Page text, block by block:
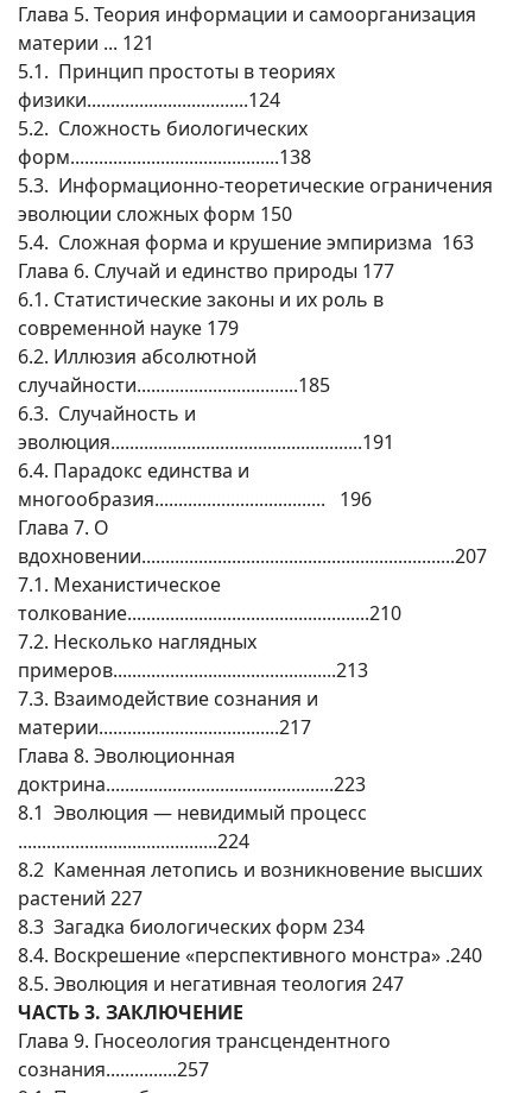
Глава 5. Теория информации и самоорганизация
материи ... 121
5.1. Принцип простоты в теориях
физики..................................124
5.2. Сложность биологических
форм............................................138
5.3. Информационно-теоретические ограничения
эволюции сложных форм 150
5.4. Сложная форма и крушение эмпиризма 163
Глава 6. Случай и единство природы 177
6.1. Статистические законы и их роль в
современной науке 179
6.2. Иллюзия абсолютной
случайности..................................185
6.3. Случайность и
эволюция.....................................................191
6.4. Парадокс единства и
многообразия.................................... 196
Глава 7. О
вдохновении..................................................................207
7.1. Механистическое
толкование...................................................210
7.2. Несколько наглядных
примеров...............................................213
7.3. Взаимодействие сознания и
материи......................................217
Глава 8. Эволюционная
доктрина................................................223
8.1 Эволюция — невидимый процесс
..........................................224
8.2 Каменная летопись и возникновение высших
растений 227
8.3 Загадка биологических форм 234
8.4. Воскрешение «перспективного монстра» .240
8.5. Эволюция и негативная теология 247
ЧАСТЬ 3. ЗАКЛЮЧЕНИЕ
Глава 9. Гносеология трансцендентного
сознания...............257